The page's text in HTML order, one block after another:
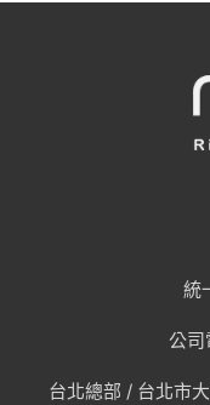
統
公
台北總部 / 台北市